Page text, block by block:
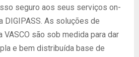
seguro aos seus serviços on-
DIGIPASS. As soluções de
VASCO são sob medida para dar
e bem distribuída base de